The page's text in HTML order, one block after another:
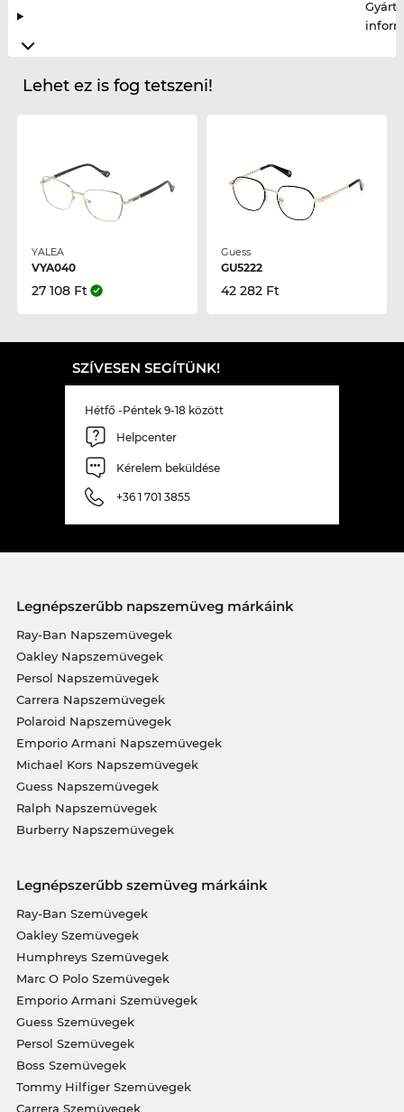
Lehet ez is fog tetszeni!
YALEA
VYA040
27 108 Ft
Guess
GU5222
42 282 Ft
SZÍVESEN SEGÍTÜNK!
Hétfő -Péntek 9-18 között
Helpcenter
Kérelem beküldése
+36 1 701 3855
Legnépszerűbb napszemüveg márkáink
Ray-Ban Napszemüvegek
Oakley Napszemüvegek
Persol Napszemüvegek
Carrera Napszemüvegek
Polaroid Napszemüvegek
Emporio Armani Napszemüvegek
Michael Kors Napszemüvegek
Guess Napszemüvegek
Ralph Napszemüvegek
Burberry Napszemüvegek
Legnépszerűbb szemüveg márkáink
Ray-Ban Szemüvegek
Oakley Szemüvegek
Humphreys Szemüvegek
Marc O Polo Szemüvegek
Emporio Armani Szemüvegek
Guess Szemüvegek
Persol Szemüvegek
Boss Szemüvegek
Tommy Hilfiger Szemüvegek
Carrera Szemüvegek